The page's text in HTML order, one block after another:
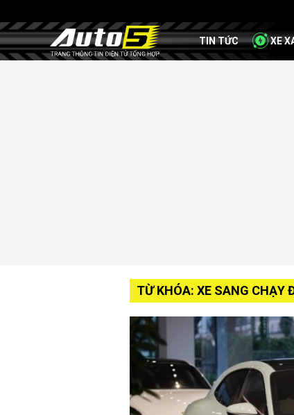
TIN TỨC XE
TỪ KHÓA: XE SANG CHẠY